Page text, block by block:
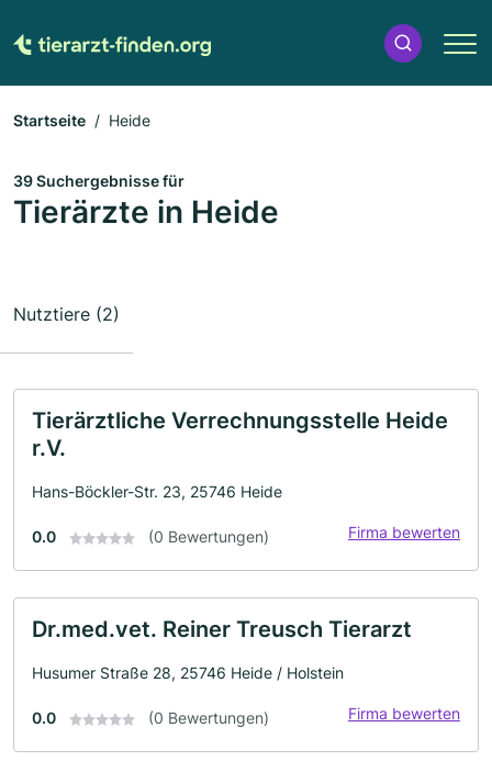
Startseite Heide
39 Suchergebnisse für
Tierärzte in Heide
Nutztiere (2)
Tierärztliche Verrechnungsstelle Heide
r.V.
Hans-Böckler-Str. 23, 25746 Heide
0.0 (0 Bewertungen) Firma bewerten
Dr.med.vet. Reiner Treusch Tierarzt
Husumer Straße 28, 25746 Heide / Holstein
0.0 (0 Bewertungen) Firma bewerten